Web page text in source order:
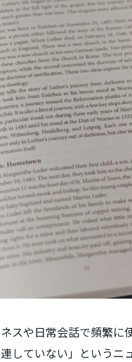
スや日常会話で頻繁に
していない」という